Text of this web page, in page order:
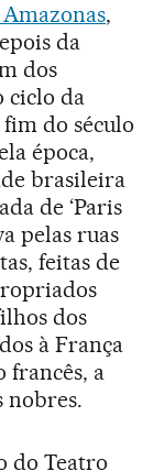
,
da
dos
ciclo da
do século
época,
brasileira
de ‘Paris
pelas ruas
feitas de
dos
à França
francês, a
nobres.
do Teatro